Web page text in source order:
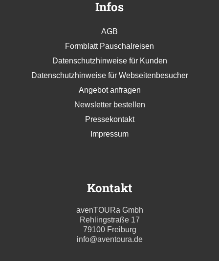
Infos
AGB
Formblatt Pauschalreisen
Datenschutzhinweise für Kunden
Datenschutzhinweise für Webseitenbesucher
Angebot anfragen
Newsletter bestellen
Pressekontakt
Impressum
Kontakt
avenTOURa Gmbh
Rehlingstraße 17
79100 Freiburg
info@aventoura.de